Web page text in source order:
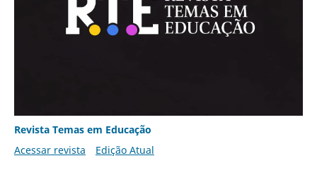
Revista Temas em Educação
Acessar revista
Edição Atual